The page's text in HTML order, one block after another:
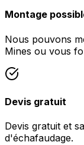
Montage
Nous pouvons
Mines ou vous
Devis gratuit
Devis gratuit et
d'échafaudage.